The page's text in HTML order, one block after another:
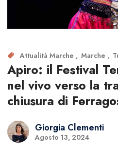
Attualità Marche Marche
Apiro: il Festival
nel vivo verso la
chiusura di
Giorgia Clementi
Agosto 13, 2024